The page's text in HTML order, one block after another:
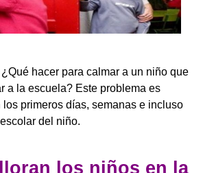
hacer para calmar a un niño que
a la escuela? Este problema es
los primeros días, semanas e incluso
del niño.
los niños en la